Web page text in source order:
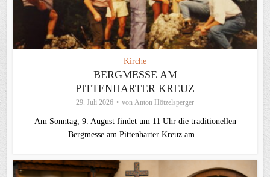
Kirche
BERGMESSE AM
PITTENHARTER KREUZ
29. Juli 2026 von Anton Hötzelsperger
Am Sonntag, 9. August findet um 11 Uhr die traditionellen
Bergmesse am Pittenharter Kreuz am...